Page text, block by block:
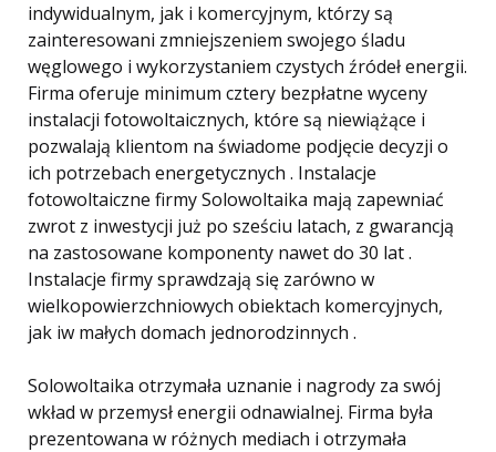
indywidualnym, jak i komercyjnym, którzy są
zainteresowani zmniejszeniem swojego śladu
węglowego i wykorzystaniem czystych źródeł energii.
Firma oferuje minimum cztery bezpłatne wyceny
instalacji fotowoltaicznych, które są niewiążące i
pozwalają klientom na świadome podjęcie decyzji o
ich potrzebach energetycznych . Instalacje
fotowoltaiczne firmy Solowoltaika mają zapewniać
zwrot z inwestycji już po sześciu latach, z gwarancją
na zastosowane komponenty nawet do 30 lat .
Instalacje firmy sprawdzają się zarówno w
wielkopowierzchniowych obiektach komercyjnych,
jak iw małych domach jednorodzinnych .
Solowoltaika otrzymała uznanie i nagrody za swój
wkład w przemysł energii odnawialnej. Firma była
prezentowana w różnych mediach i otrzymała